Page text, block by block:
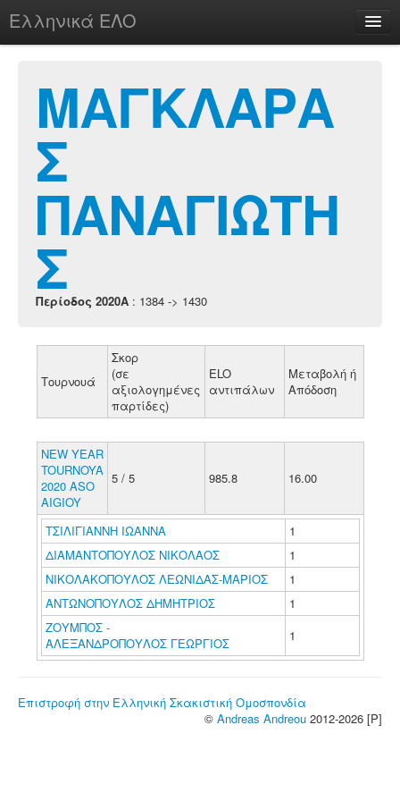
Ελληνικά ΕΛΟ
chesstu.be @ discord
Login
ΜΑΓΚΛΑΡΑ
Σ
ΠΑΝΑΓΙΩΤΗ
Σ
Περίοδος 2020A : 1384 -> 1430
Τουρνουά
Σκορ
(σε
αξιολογημένες
παρτίδες)
ELO
αντιπάλων
Μεταβολή ή
Απόδοση
NEW YEAR
TOURNOYA
2020 ASO
AIGIOY
5 / 5 985.8 16.00
ΤΣΙΛΙΓΙΑΝΝΗ ΙΩΑΝΝΑ
1
ΔΙΑΜΑΝΤΟΠΟΥΛΟΣ ΝΙΚΟΛΑΟΣ
1
ΝΙΚΟΛΑΚΟΠΟΥΛΟΣ ΛΕΩΝΙΔΑΣ-ΜΑΡΙΟΣ
1
ΑΝΤΩΝΟΠΟΥΛΟΣ ΔΗΜΗΤΡΙΟΣ
1
ΖΟΥΜΠΟΣ -
ΑΛΕΞΑΝΔΡΟΠΟΥΛΟΣ ΓΕΩΡΓΙΟΣ
1
Επιστροφή στην Ελληνική Σκακιστική Ομοσπονδία
© Andreas Andreou 2012-2026 [P]